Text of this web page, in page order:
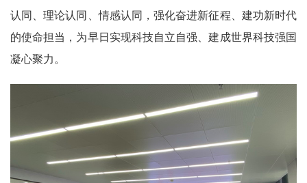
认同、理论认同、情感认同，强化奋进新征程、建功新时代
的使命担当，为早日实现科技自立自强、建成世界科技强国
凝心聚力。